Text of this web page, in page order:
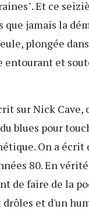
Et ce
que jamais la
plongée
entourant et
sur Nick
blues pour
On a
80. En
de faire de la
et d'un